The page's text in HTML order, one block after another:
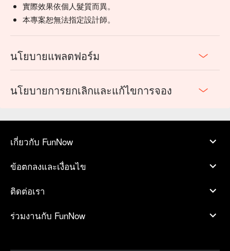
實際效果依個人髮質而異。
本專案恕無法指定設計師。
นโยบายแพลตฟอร์ม
นโยบายการยกเลิกและแก้ไขการจอง
เกี่ยวกับ FunNow
ข้อตกลงและเงื่อนไข
ติดต่อเรา
ร่วมงานกับ FunNow